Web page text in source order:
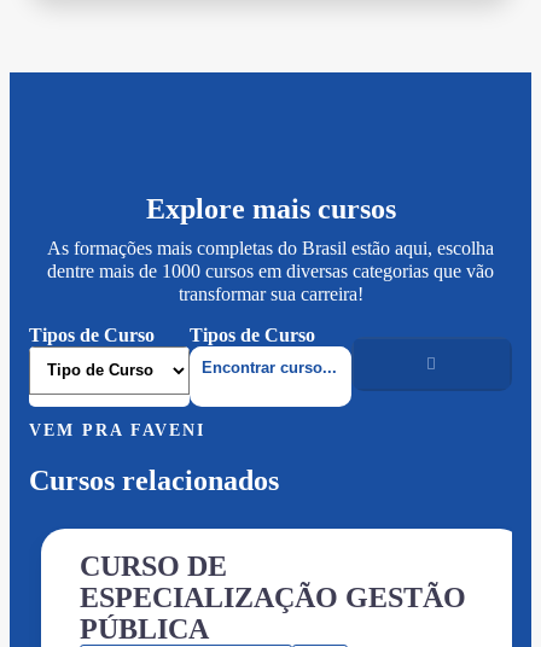
Explore mais cursos
As formações mais completas do Brasil estão aqui, escolha
dentre mais de 1000 cursos em diversas categorias que vão
transformar sua carreira!
Tipos de Curso
Tipos de Curso
VEM PRA FAVENI
Cursos relacionados
CURSO DE
ESPECIALIZAÇÃO GESTÃO
PÚBLICA